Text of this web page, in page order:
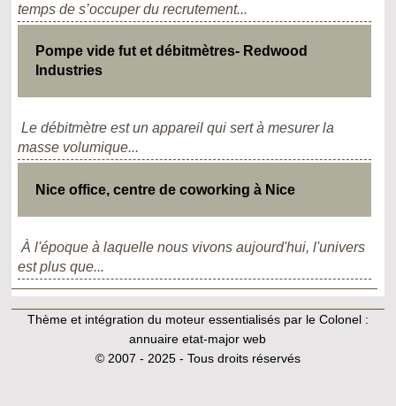
temps de s’occuper du recrutement...
Pompe vide fut et débitmètres- Redwood
Industries
Le débitmètre est un appareil qui sert à mesurer la
masse volumique...
Nice office, centre de coworking à Nice
À l'époque à laquelle nous vivons aujourd'hui, l'univers
est plus que...
Thème et intégration du moteur essentialisés par le Colonel :
annuaire etat-major web
© 2007 - 2025 - Tous droits réservés